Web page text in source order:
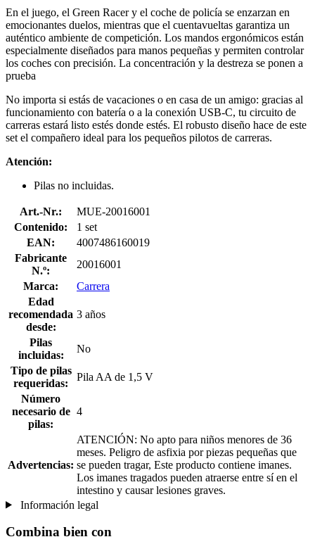
En el juego, el Green Racer y el coche de policía se enzarzan en
emocionantes duelos, mientras que el cuentavueltas garantiza un
auténtico ambiente de competición. Los mandos ergonómicos están
especialmente diseñados para manos pequeñas y permiten controlar
los coches con precisión. La concentración y la destreza se ponen a
prueba
No importa si estás de vacaciones o en casa de un amigo: gracias al
funcionamiento con batería o a la conexión USB-C, tu circuito de
carreras estará listo estés donde estés. El robusto diseño hace de este
set el compañero ideal para los pequeños pilotos de carreras.
Atención:
Pilas no incluidas.
Art.-Nr.:
MUE-20016001
Contenido:
1 set
EAN:
4007486160019
Fabricante
N.º:
20016001
Marca:
Carrera
Edad
recomendada
desde:
3 años
Pilas
incluidas:
No
Tipo de pilas
requeridas:
Pila AA de 1,5 V
Número
necesario de
pilas:
4
Advertencias:
ATENCIÓN: No apto para niños menores de 36
meses. Peligro de asfixia por piezas pequeñas que
se pueden tragar, Este producto contiene imanes.
Los imanes tragados pueden atraerse entre sí en el
intestino y causar lesiones graves.
Información legal
Combina bien con